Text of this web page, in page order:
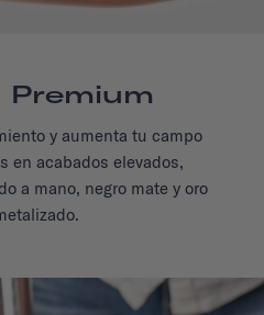
Premium
y aumenta tu campo
en acabados elevados,
a mano, negro mate y oro